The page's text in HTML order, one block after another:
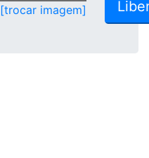
[trocar imagem]